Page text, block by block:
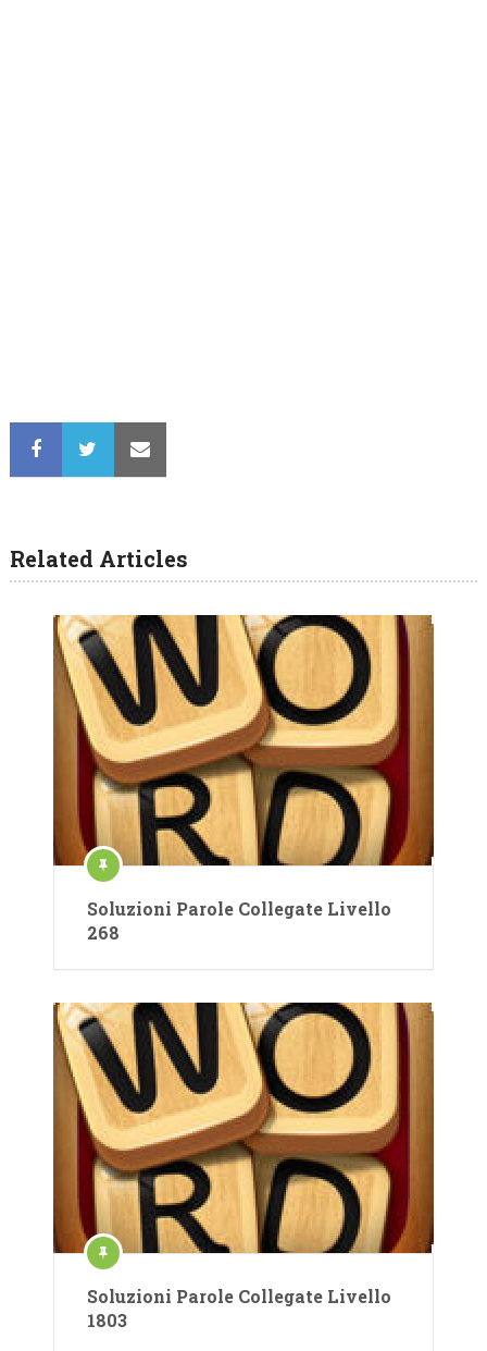
Related Articles
Soluzioni Parole Collegate Livello
268
Soluzioni Parole Collegate Livello
1803